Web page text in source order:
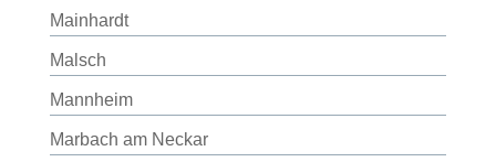
Mainhardt
Malsch
Mannheim
Marbach am Neckar